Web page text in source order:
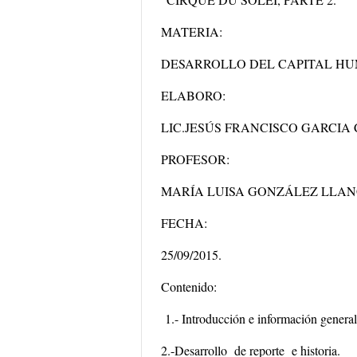
MATERIA:
DESARROLLO DEL CAPITAL
ELABORO:
LIC.JESÚS FRANCISCO GARCIA
PROFESOR:
MARÍA LUISA GONZÁLEZ
FECHA:
25/09/2015.
Contenido:
1.- Introducción e información general
2.-Desarrollo de reporte e historia.